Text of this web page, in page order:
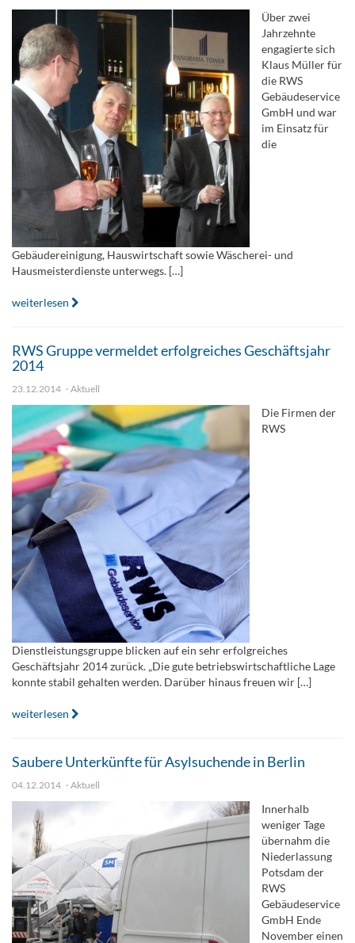
Über zwei
Jahrzehnte
engagierte sich
Klaus Müller für
die RWS
Gebäudeservice
GmbH und war
im Einsatz für
die
Gebäudereinigung, Hauswirtschaft sowie Wäscherei- und
Hausmeisterdienste unterwegs. […]
weiterlesen
RWS Gruppe vermeldet erfolgreiches Geschäftsjahr
2014
23.12.2014 Aktuell
Die Firmen der
RWS
Dienstleistungsgruppe blicken auf ein sehr erfolgreiches
Geschäftsjahr 2014 zurück. „Die gute betriebswirtschaftliche Lage
konnte stabil gehalten werden. Darüber hinaus freuen wir […]
weiterlesen
Saubere Unterkünfte für Asylsuchende in Berlin
04.12.2014 Aktuell
Innerhalb
weniger Tage
übernahm die
Niederlassung
Potsdam der
RWS
Gebäudeservice
GmbH Ende
November einen